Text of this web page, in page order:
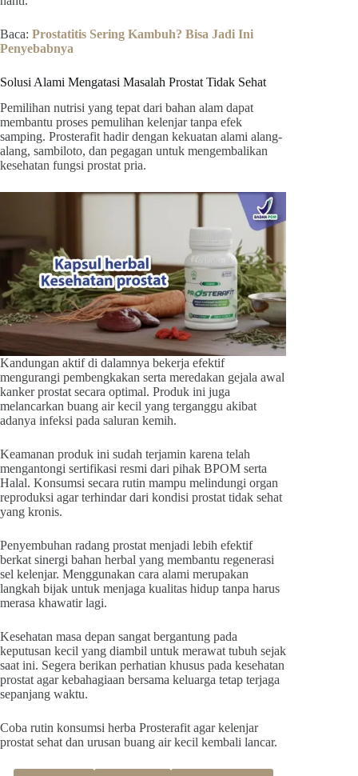
Baca: Prostatitis Sering Kambuh? Bisa Jadi Ini
Penyebabnya
Solusi Alami Mengatasi Masalah Prostat Tidak Sehat
Pemilihan nutrisi yang tepat dari bahan alam dapat
membantu proses pemulihan kelenjar tanpa efek
samping. Prosterafit hadir dengan kekuatan alami alang-
alang, sambiloto, dan pegagan untuk mengembalikan
kesehatan fungsi prostat pria.
Kandungan aktif di dalamnya bekerja efektif
mengurangi pembengkakan serta meredakan gejala awal
kanker prostat secara optimal. Produk ini juga
melancarkan buang air kecil yang terganggu akibat
adanya infeksi pada saluran kemih.
Keamanan produk ini sudah terjamin karena telah
mengantongi sertifikasi resmi dari pihak BPOM serta
Halal. Konsumsi secara rutin mampu melindungi organ
reproduksi agar terhindar dari kondisi prostat tidak sehat
yang kronis.
Penyembuhan radang prostat menjadi lebih efektif
berkat sinergi bahan herbal yang membantu regenerasi
sel kelenjar. Menggunakan cara alami merupakan
langkah bijak untuk menjaga kualitas hidup tanpa harus
merasa khawatir lagi.
Kesehatan masa depan sangat bergantung pada
keputusan kecil yang diambil untuk merawat tubuh sejak
saat ini. Segera berikan perhatian khusus pada kesehatan
prostat agar kebahagiaan bersama keluarga tetap terjaga
sepanjang waktu.
Coba rutin konsumsi herba Prosterafit agar kelenjar
prostat sehat dan urusan buang air kecil kembali lancar.